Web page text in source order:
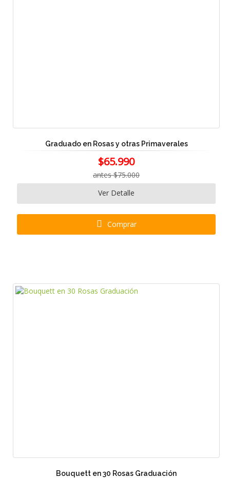
Graduado en Rosas y otras Primaverales
$65.990
antes $75.000
Ver Detalle
Comprar
Bouquett en 30 Rosas Graduación